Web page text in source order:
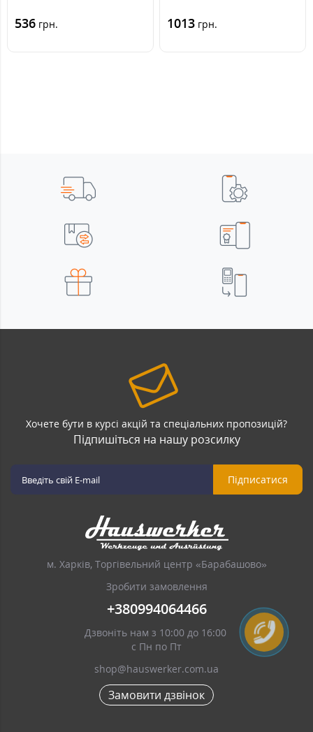
536 грн. 1013 грн.
Хочете бути в курсі акцій та спеціальних пропозицій?
Підпишіться на нашу розсилку
Підписатися
м. Харків, Торгівельний центр «Барабашово»
Зробити замовлення
+380994064466
Дзвоніть нам з 10:00 до 16:00
с Пн по Пт
shop@hauswerker.com.ua
Замовити дзвінок